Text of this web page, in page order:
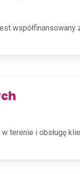
terenie i obsługę